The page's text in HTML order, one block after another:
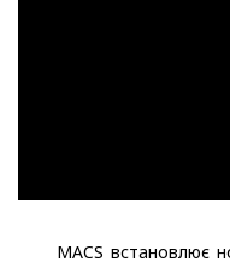
MACS встановлює